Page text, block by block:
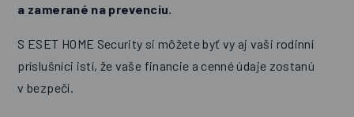
a zamerané na prevenciu.
S ESET HOME Security si môžete byť vy aj vaši rodinní
príslušníci istí, že vaše financie a cenné údaje zostanú
v bezpečí.